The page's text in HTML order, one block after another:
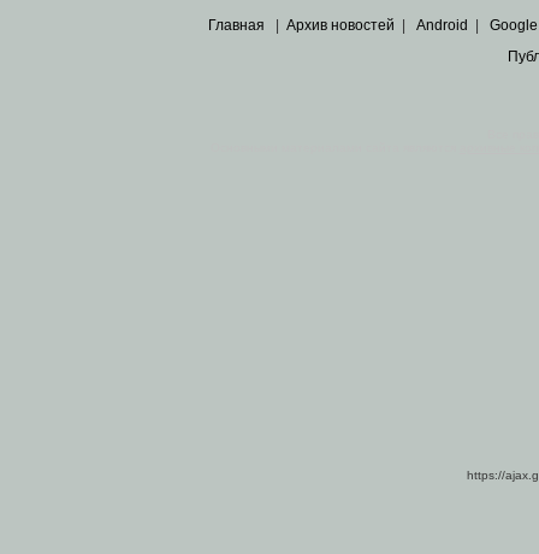
Главная Архив новостей Android Google
https://